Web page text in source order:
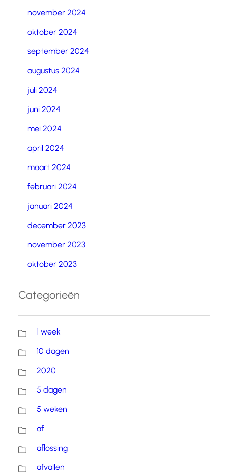
november 2024
oktober 2024
september 2024
augustus 2024
juli 2024
juni 2024
mei 2024
april 2024
maart 2024
februari 2024
januari 2024
december 2023
november 2023
oktober 2023
Categorieën
1 week
10 dagen
2020
5 dagen
5 weken
af
aflossing
afvallen